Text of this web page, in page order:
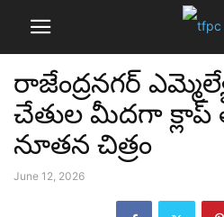
రాజేంద్రనగర్
చేతుల మీదగా క్లాప్
నూతన చిత్రం
June 12, 2026